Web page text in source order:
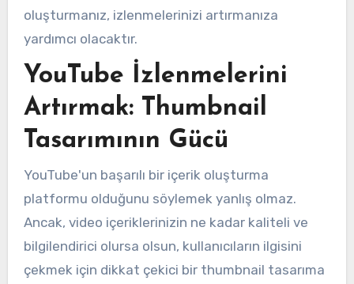
oluşturmanız, izlenmelerinizi artırmanıza
yardımcı olacaktır.
YouTube İzlenmelerini
Artırmak: Thumbnail
Tasarımının Gücü
YouTube'un başarılı bir içerik oluşturma
platformu olduğunu söylemek yanlış olmaz.
Ancak, video içeriklerinizin ne kadar kaliteli ve
bilgilendirici olursa olsun, kullanıcıların ilgisini
çekmek için dikkat çekici bir thumbnail tasarıma